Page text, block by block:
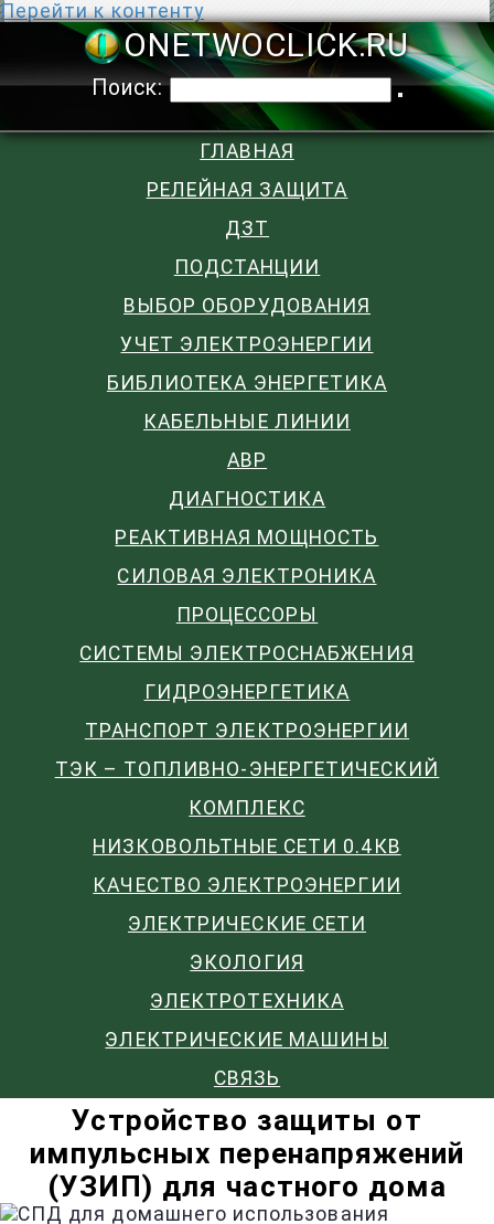
Перейти к контенту
Поиск:
ГЛАВНАЯ
РЕЛЕЙНАЯ ЗАЩИТА
ДЗТ
ПОДСТАНЦИИ
ВЫБОР ОБОРУДОВАНИЯ
УЧЕТ ЭЛЕКТРОЭНЕРГИИ
БИБЛИОТЕКА ЭНЕРГЕТИКА
КАБЕЛЬНЫЕ ЛИНИИ
АВР
ДИАГНОСТИКА
РЕАКТИВНАЯ МОЩНОСТЬ
СИЛОВАЯ ЭЛЕКТРОНИКА
ПРОЦЕССОРЫ
СИСТЕМЫ ЭЛЕКТРОСНАБЖЕНИЯ
ГИДРОЭНЕРГЕТИКА
ТРАНСПОРТ ЭЛЕКТРОЭНЕРГИИ
ТЭК – ТОПЛИВНО-ЭНЕРГЕТИЧЕСКИЙ
КОМПЛЕКС
НИЗКОВОЛЬТНЫЕ СЕТИ 0.4КВ
КАЧЕСТВО ЭЛЕКТРОЭНЕРГИИ
ЭЛЕКТРИЧЕСКИЕ СЕТИ
ЭКОЛОГИЯ
ЭЛЕКТРОТЕХНИКА
ЭЛЕКТРИЧЕСКИЕ МАШИНЫ
СВЯЗЬ
Устройство защиты от
импульсных перенапряжений
(УЗИП) для частного дома